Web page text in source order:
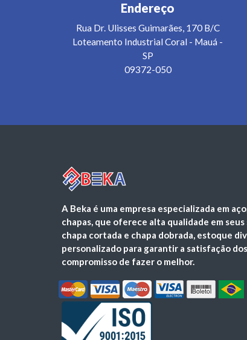
Endereço
Rua Dr. Ulisses Guimarães, 170 B/C
Loteamento Industrial Coral - Mauá -
SP
09372-050
A Beka é uma empresa especializada em
chapas, que oferece alta qualidade em
chapa cortada e chapa dobrada, estoque
personalizado para garantir a satisfação
compromisso de fazer o melhor.